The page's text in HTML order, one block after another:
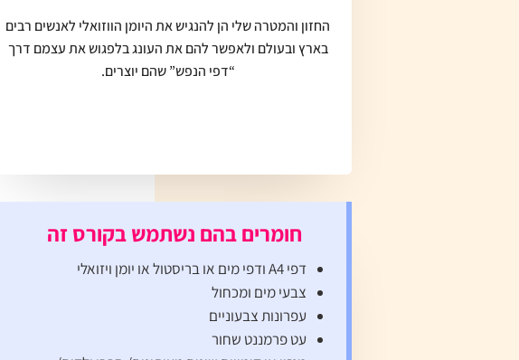
החזון והמטרה שלי הן להנגיש את היומן הווזואלי לאנשים רבים
בארץ ובעולם ולאפשר להם את העונג בלפגוש את עצמם דרך
“דפי הנפש” שהם יוצרים.
חומרים בהם נשתמש בקורס זה
דפי A4 ודפי מים או בריסטול או יומן ויזואלי
צבעי מים ומכחול
עפרונות צבעוניים
עט פרמננט שחור